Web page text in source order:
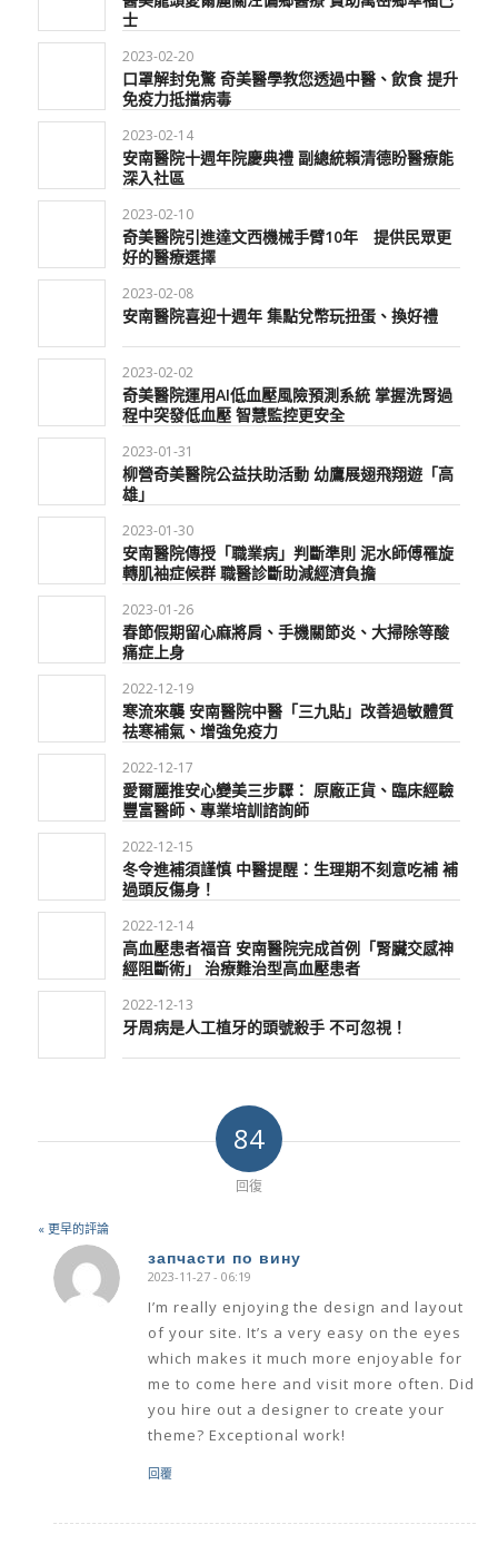
士
2023-02-20
口罩解封免驚 奇美醫學教您透過中醫、飲食 提升
免疫力抵擋病毒
2023-02-14
安南醫院十週年院慶典禮 副總統賴清德盼醫療能
深入社區
2023-02-10
奇美醫院引進達文西機械手臂10年 提供民眾更
好的醫療選擇
2023-02-08
安南醫院喜迎十週年 集點兌幣玩扭蛋、換好禮
2023-02-02
奇美醫院運用AI低血壓風險預測系統 掌握洗腎過
程中突發低血壓 智慧監控更安全
2023-01-31
柳營奇美醫院公益扶助活動 幼鷹展翅飛翔遊「高
雄」
2023-01-30
安南醫院傳授「職業病」判斷準則 泥水師傅罹旋
轉肌袖症候群 職醫診斷助減經濟負擔
2023-01-26
春節假期留心麻將肩、手機關節炎、大掃除等酸
痛症上身
2022-12-19
寒流來襲 安南醫院中醫「三九貼」改善過敏體質
祛寒補氣、增強免疫力
2022-12-17
愛爾麗推安心變美三步驟： 原廠正貨、臨床經驗
豐富醫師、專業培訓諮詢師
2022-12-15
冬令進補須謹慎 中醫提醒：生理期不刻意吃補 補
過頭反傷身！
2022-12-14
高血壓患者福音 安南醫院完成首例「腎臟交感神
經阻斷術」 治療難治型高血壓患者
2022-12-13
牙周病是人工植牙的頭號殺手 不可忽視！
84
回復
« 更早的評論
запчасти по вину
says:
2023-11-27 - 06:19
I’m really enjoying the design and layout
of your site. It’s a very easy on the eyes
which makes it much more enjoyable for
me to come here and visit more often. Did
you hire out a designer to create your
theme? Exceptional work!
回覆